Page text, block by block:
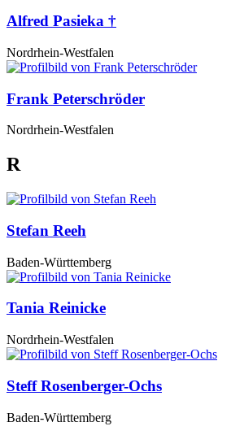
Alfred Pasieka †
Nordrhein-Westfalen
Frank Peterschröder
Nordrhein-Westfalen
R
Stefan Reeh
Baden-Württemberg
Tania Reinicke
Nordrhein-Westfalen
Steff Rosenberger-Ochs
Baden-Württemberg